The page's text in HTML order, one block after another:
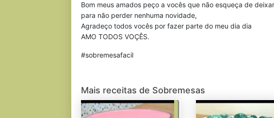
Bom meus amados peço a vocês que não esqueça de
para não perder nenhuma novidade,
Agradeço todos vocês por fazer parte do meu dia dia
AMO TODOS VOÇÊS.
#sobremesafacil
Mais receitas de Sobremesas